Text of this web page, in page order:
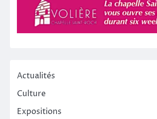
Actualités
Culture
Expositions